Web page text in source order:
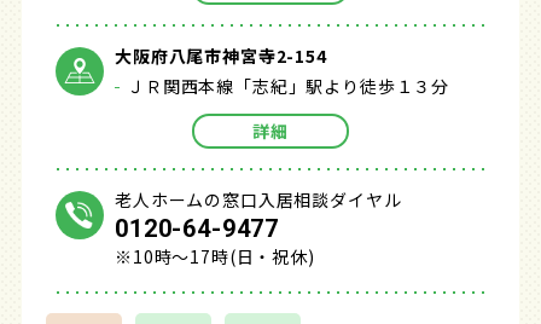
大阪府八尾市神宮寺2-154
ＪＲ関西本線「志紀」駅より徒歩１３分
詳細
老人ホームの窓口入居相談ダイヤル
0120-64-9477
※10時～17時(日・祝休)